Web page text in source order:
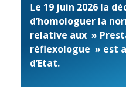
Le 19 juin 2026 la
d’homologuer la
relative aux »
réflexologue » est
d’Etat.